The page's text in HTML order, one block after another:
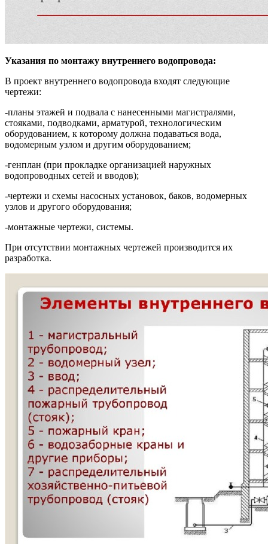
Указания по монтажу внутреннего водопровода:
В проект внутреннего водопровода входят следующие
чертежи:
-планы этажей и подвала с нанесенными магистралями,
стояками, подводками, арматурой, технологическим
оборудованием, к которому должна подаваться вода,
водомерным узлом и другим оборудованием;
-генплан (при прокладке организацией наружных
водопроводных сетей и вводов);
-чертежи и схемы насосных установок, баков, водомерных
узлов и другого оборудования;
-монтажные чертежи, системы.
При отсутствии монтажных чертежей производится их
разработка.